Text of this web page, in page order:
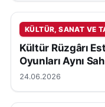
KÜLTÜR, SANAT VE
Kültür Rüzgârı
Oyunları Aynı
24.06.2026